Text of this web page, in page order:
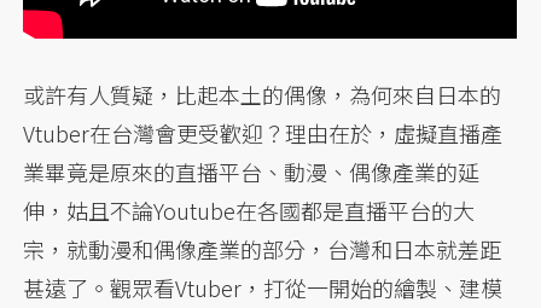
或許有人質疑，比起本土的偶像，為何來自日本的
Vtuber在台灣會更受歡迎？理由在於，虛擬直播產
業畢竟是原來的直播平台、動漫、偶像產業的延
伸，姑且不論Youtube在各國都是直播平台的大
宗，就動漫和偶像產業的部分，台灣和日本就差距
甚遠了。觀眾看Vtuber，打從一開始的繪製、建模